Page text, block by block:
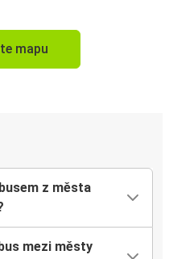
mapu
z města
mezi městy